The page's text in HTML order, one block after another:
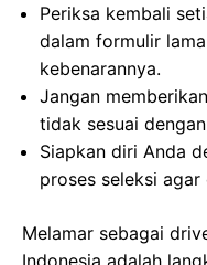
Periksa kembali
dalam formulir
kebenarannya.
Jangan
tidak sesuai
Siapkan diri Anda
proses seleksi
Melamar sebagai
Indonesia adalah